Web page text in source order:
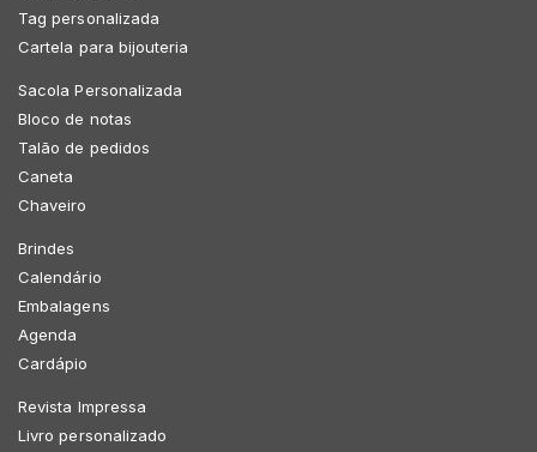
Tag personalizada
Cartela para bijouteria
Sacola Personalizada
Bloco de notas
Talão de pedidos
Caneta
Chaveiro
Brindes
Calendário
Embalagens
Agenda
Cardápio
Revista Impressa
Livro personalizado